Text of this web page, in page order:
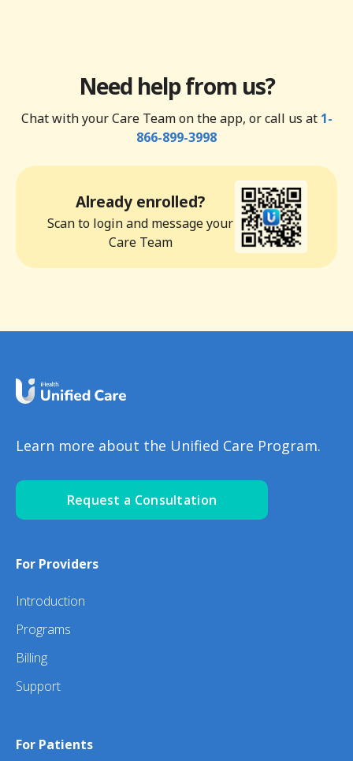
Need help from us?
Chat with your Care Team on the app, or call us at 1-
866-899-3998
Already enrolled?
Scan to login and message your
Care Team
Learn more about the Unified Care Program.
Request a Consultation
For Providers
Introduction
Programs
Billing
Support
For Patients